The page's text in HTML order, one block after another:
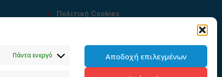
Πάντα ενεργό Αποδοχή επιλεγμένων
Πολιτική Cookies
Πολιτική προστασίας
προσωπικών δεδομένων του
παρόντος ιστότοπου